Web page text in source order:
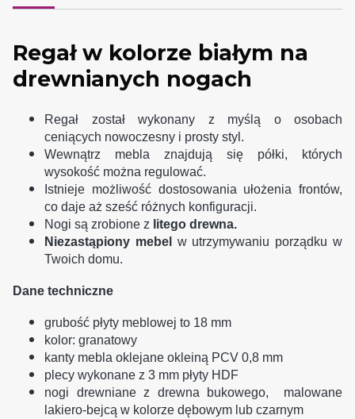
Regał w kolorze białym na
drewnianych nogach
Regał został wykonany z myślą o osobach
ceniących nowoczesny i prosty styl.
Wewnątrz mebla znajdują się półki, których
wysokość można regulować.
Istnieje możliwość dostosowania ułożenia frontów,
co daje aż sześć różnych konfiguracji.
Nogi są zrobione z litego drewna.
Niezastąpiony mebel
w utrzymywaniu porządku w
Twoich domu.
Dane techniczne
grubość płyty meblowej to 18 mm
kolor: granatowy
kanty mebla oklejane okleiną PCV 0,8 mm
plecy wykonane z 3 mm płyty HDF
nogi drewniane z drewna bukowego,
malowane
lakiero-bejcą w kolorze dębowym lub czarnym